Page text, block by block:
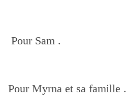
Pour Sam .
Pour Myrna et sa famille .